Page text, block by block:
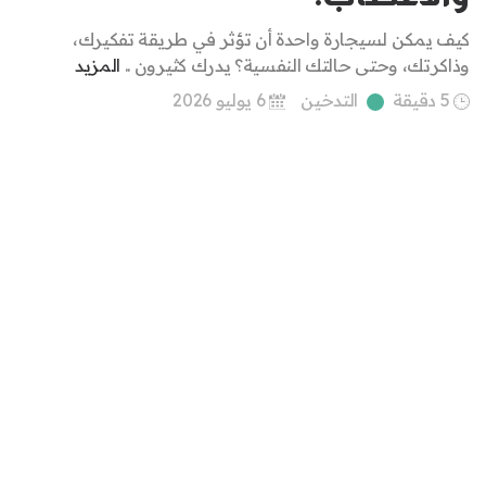
كيف يمكن لسيجارة واحدة أن تؤثر في طريقة تفكيرك،
وذاكرتك، وحتى حالتك النفسية؟ يدرك كثيرون .. المزيد
5 دقيقة
التدخين 6 يوليو 2026